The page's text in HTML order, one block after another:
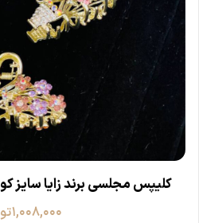
کلیپس مجلسی برند زایا
۱,۰۰۸,۰۰۰